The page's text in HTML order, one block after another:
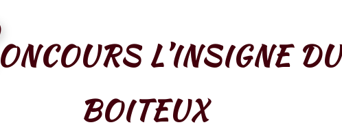
ONCOURS L’INSIGNE DU
BOITEUX